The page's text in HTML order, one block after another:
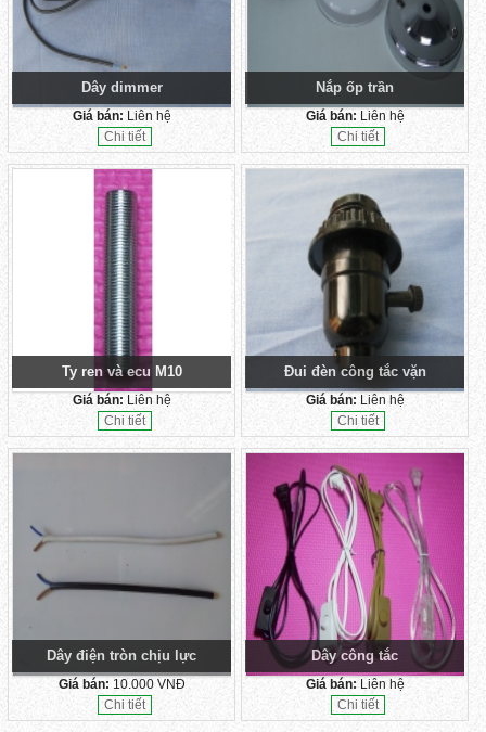
Dây dimmer
Giá bán: Liên hệ
Chi tiết
Nắp ốp trần
Giá bán: Liên hệ
Chi tiết
Ty ren và ecu M10
Giá bán: Liên hệ
Chi tiết
Đui đèn công tắc vặn
Giá bán: Liên hệ
Chi tiết
Dây điện tròn chịu lực
Giá bán: 10.000 VNĐ
Chi tiết
Dây công tắc
Giá bán: Liên hệ
Chi tiết